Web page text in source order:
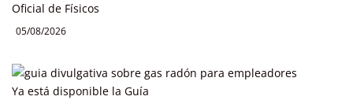
Oficial de Físicos
05/08/2026
Ya está disponible la Guía